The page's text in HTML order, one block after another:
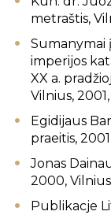
metraštis,
Sumanymai
imperijos
XX a.
Vilnius, 2001,
Egidijaus
praeitis,
Jonas
2000,
Publikacje